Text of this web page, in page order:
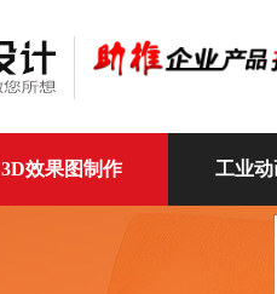
3D效果图制作 工业